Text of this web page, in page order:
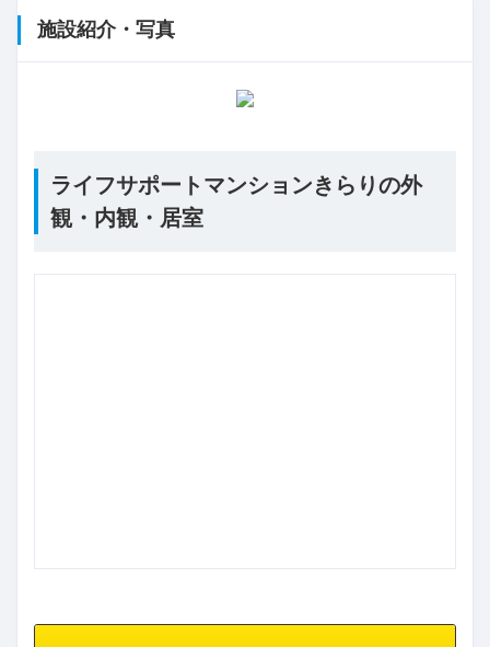
施設紹介・写真
ライフサポートマンションきらりの外
観・内観・居室